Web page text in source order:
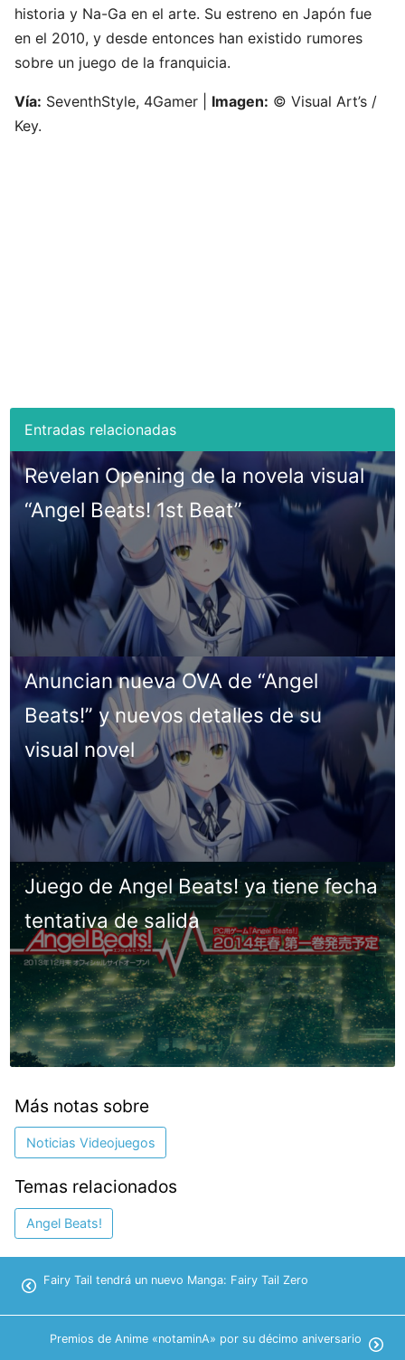
historia y Na-Ga en el arte. Su estreno en Japón fue
en el 2010, y desde entonces han existido rumores
sobre un juego de la franquicia.
Vía: SeventhStyle, 4Gamer | Imagen: © Visual Art’s /
Key.
Revelan Opening de la novela visual
“Angel Beats! 1st Beat”
Anuncian nueva OVA de “Angel
Beats!” y nuevos detalles de su
visual novel
Juego de Angel Beats! ya tiene fecha
tentativa de salida
Más notas sobre
Noticias Videojuegos
Temas relacionados
Angel Beats!
Fairy Tail tendrá un nuevo Manga: Fairy Tail Zero
Premios de Anime «notaminA» por su décimo aniversario